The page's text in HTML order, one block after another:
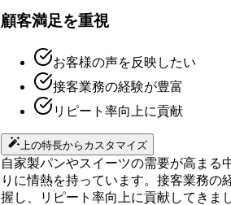
顧客満足を重視
お客様の声を反映したい
接客業務の経験が豊富
リピート率向上に貢献
上の特長からカスタマイズ
自家製パンやスイーツの需要が高まる
りに情熱を持っています。接客業務の
握し、リピート率向上に貢献してきま